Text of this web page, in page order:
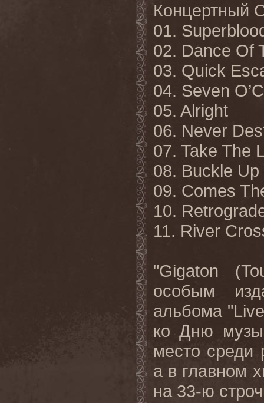
Концертный
01.
02. Dance Of
03. Quick
04. Seven
05. Alright
06. Never
07. Take The
08. Buckle Up
09. Comes
10.
11. River
"Gigaton
особым
альбома
ко Дню
место среди
а в главном
на 33-ю